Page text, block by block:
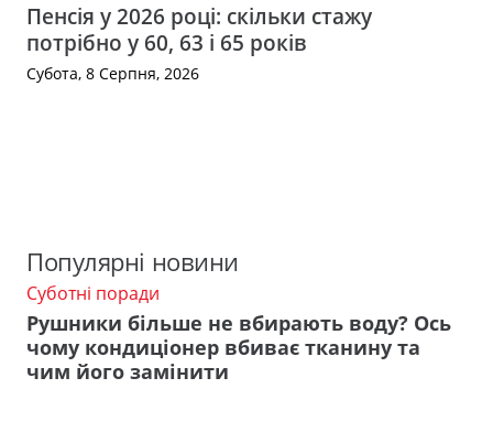
Пенсія у 2026 році: скільки стажу
потрібно у 60, 63 і 65 років
Субота, 8 Серпня, 2026
Популярні новини
Суботні поради
Рушники більше не вбирають воду? Ось
чому кондиціонер вбиває тканину та
чим його замінити